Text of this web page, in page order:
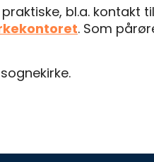
bl.a. kontakt til
. Som